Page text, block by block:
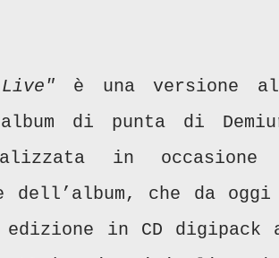
è una versione
di punta di
in
dell’album, che da
edizione in CD